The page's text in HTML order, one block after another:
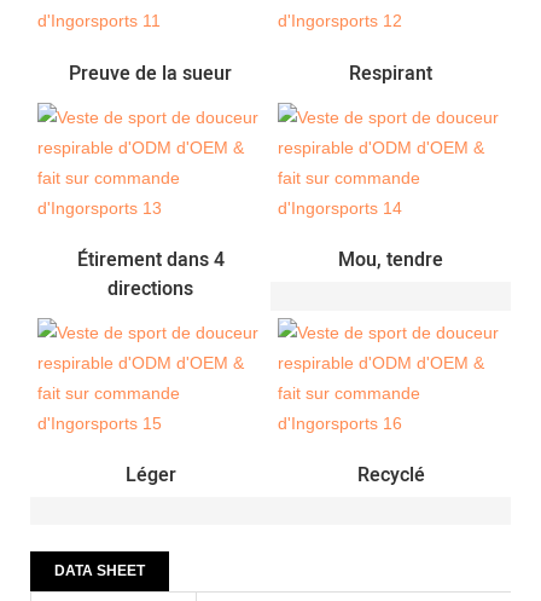
Preuve de la sueur Respirant
Étirement dans 4
directions
Mou, tendre
Léger Recyclé
DATA SHEET